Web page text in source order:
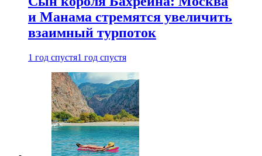
и Манама стремятся увеличить
взаимный турпоток
1 год спустя1 год спустя